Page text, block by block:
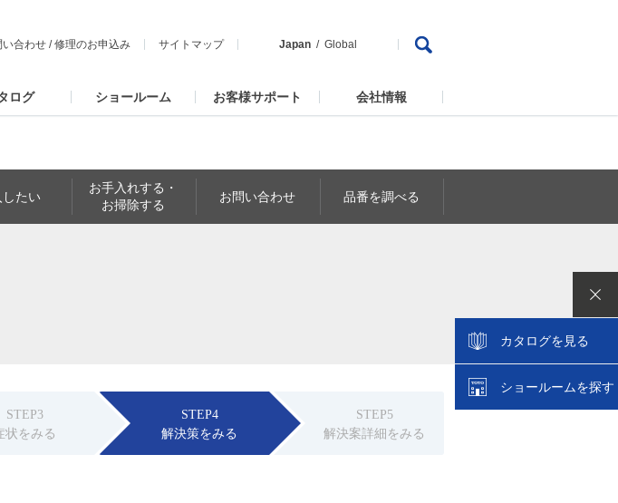
い合わせ /修理のお申込み サイトマップ Japan Global
ログ ショールーム お客様サポート 会社情報
たい
お手入れする・
お掃除する
お問い合わせ 品番を調べる
カタログを見る
ショールームを探す
STEP3
状をみる
STEP4
解決策をみる
STEP5
解決案詳細をみる